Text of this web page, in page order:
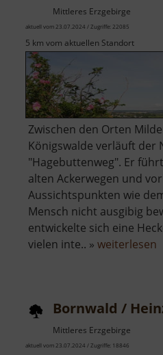
Mittleres Erzgebirge
aktuell vom 23.07.2024 / Zugriffe: 22085
5 km vom aktuellen Standort
Zwischen den Orten
Königswalde verläuft der
"Hagebuttenweg". Er
alten Ackerwegen und
Aussichtspunkten wie
Mensch nicht ausgibig
entwickelte sich eine
vielen inte.. » weiterlesen
Bornwald /
Mittleres Erzgebirge
aktuell vom 23.07.2024 / Zugriffe: 18846